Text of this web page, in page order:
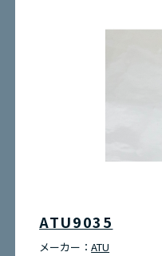
ATU9035
メーカー：ATU